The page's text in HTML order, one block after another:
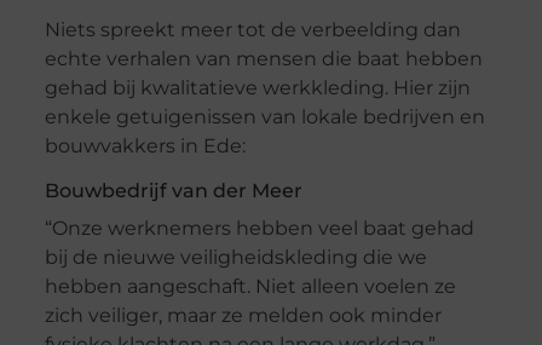
Niets spreekt meer tot de verbeelding dan
echte verhalen van mensen die baat hebben
gehad bij kwalitatieve werkkleding. Hier zijn
enkele getuigenissen van lokale bedrijven en
bouwvakkers in Ede:
Bouwbedrijf van der Meer
“Onze werknemers hebben veel baat gehad
bij de nieuwe veiligheidskleding die we
hebben aangeschaft. Niet alleen voelen ze
zich veiliger, maar ze melden ook minder